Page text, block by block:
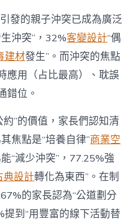
中
發的親子沖突已成為廣泛
沖突”，32%客變設計“偶
建材發生”。而沖突的焦點
應用（占比最高）、耽誤
錯位。
”的價值，家長們認知清
焦點是“培養自律”商業空
“減少沖突”，77.25%強
典設計轉化為東西”。在制
的家長認為“公道劃分
到“用豐富的線下活動替